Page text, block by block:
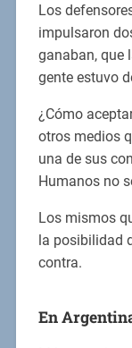
Los
impulsaron
ganaban, que
gente estuvo
¿Cómo
otros medios
una de sus
Humanos no
Los mismos
la posibilidad
contra.
En